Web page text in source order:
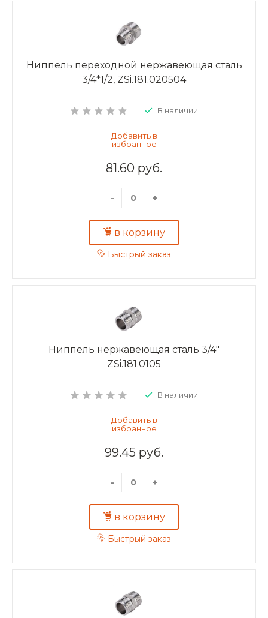
Ниппель переходной нержавеющая сталь
3/4*1/2, ZSi.181.020504
В наличии
81.60 руб.
- +
в корзину
Быстрый заказ
Ниппель нержавеющая сталь 3/4"
ZSi.181.0105
В наличии
99.45 руб.
- +
в корзину
Быстрый заказ